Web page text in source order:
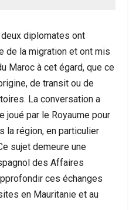
diplomates ont
de la migration et ont mis
Maroc à cet égard, que ce
de transit ou de
La conversation a
joué par le Royaume pour
la région, en particulier
sujet demeure une
des Affaires
ces échanges
en Mauritanie et au